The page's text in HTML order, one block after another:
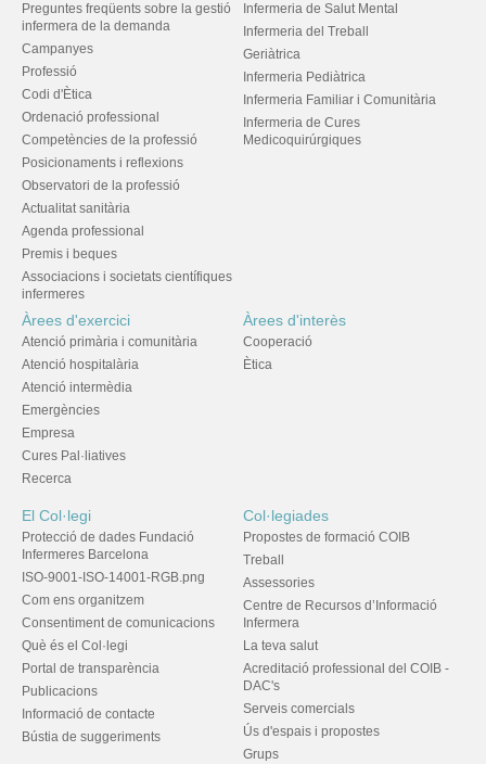
Preguntes freqüents sobre la gestió
infermera de la demanda
Campanyes
Professió
Codi d'Ètica
Ordenació professional
Competències de la professió
Posicionaments i reflexions
Observatori de la professió
Actualitat sanitària
Agenda professional
Premis i beques
Associacions i societats científiques
infermeres
Infermeria de Salut Mental
Infermeria del Treball
Geriàtrica
Infermeria Pediàtrica
Infermeria Familiar i Comunitària
Infermeria de Cures
Medicoquirúrgiques
Àrees d'exercici
Atenció primària i comunitària
Atenció hospitalària
Atenció intermèdia
Emergències
Empresa
Cures Pal·liatives
Recerca
Àrees d'interès
Cooperació
Ètica
El Col·legi
Protecció de dades Fundació
Infermeres Barcelona
ISO-9001-ISO-14001-RGB.png
Com ens organitzem
Consentiment de comunicacions
Què és el Col·legi
Portal de transparència
Publicacions
Informació de contacte
Bústia de suggeriments
Col·legiades
Propostes de formació COIB
Treball
Assessories
Centre de Recursos d’Informació
Infermera
La teva salut
Acreditació professional del COIB -
DAC's
Serveis comercials
Ús d'espais i propostes
Grups